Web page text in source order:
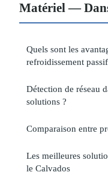
Matériel —
Quels sont les
refroidissement
Détection de réseau
solutions ?
Comparaison entre
Les meilleures
le Calvados